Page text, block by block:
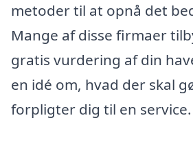
metoder til at opnå det
Mange af disse firmaer
gratis vurdering af din
en idé om, hvad der skal
forpligter dig til en service.